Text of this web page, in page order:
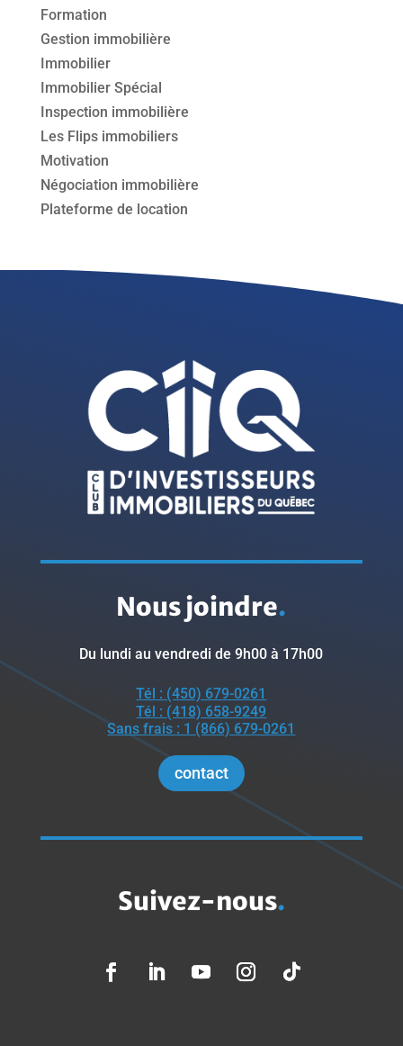
Formation
Gestion immobilière
Immobilier
Immobilier Spécial
Inspection immobilière
Les Flips immobiliers
Motivation
Négociation immobilière
Plateforme de location
Nous joindre.
Du lundi au vendredi de 9h00 à 17h00
Tél : (450) 679-0261
Tél : (418) 658-9249
Sans frais : 1 (866) 679-0261
contact
Suivez-nous.